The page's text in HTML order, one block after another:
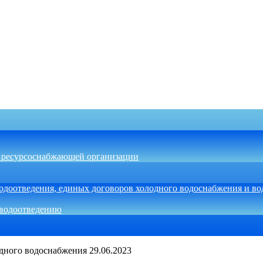
организации
единых договоров холодного водоснабжения и
водоснабжения 29.06.2023